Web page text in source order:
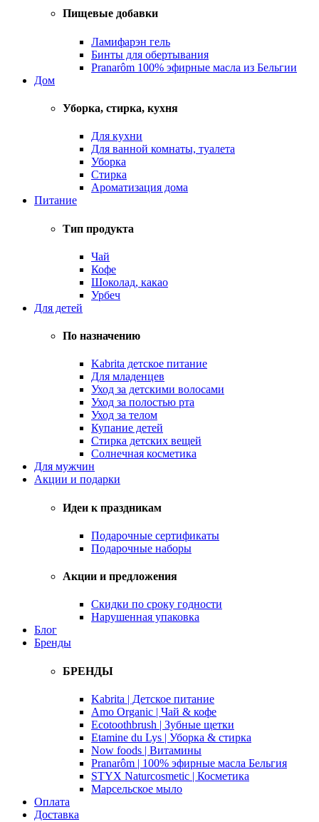
Пищевые добавки
Ламифарэн гель
Бинты для обертывания
Pranarôm 100% эфирные масла из Бельгии
Дом
Уборка, стирка, кухня
Для кухни
Для ванной комнаты, туалета
Уборка
Стирка
Ароматизация дома
Питание
Тип продукта
Чай
Кофе
Шоколад, какао
Урбеч
Для детей
По назначению
Kabrita детское питание
Для младенцев
Уход за детскими волосами
Уход за полостью рта
Уход за телом
Купание детей
Стирка детских вещей
Солнечная косметика
Для мужчин
Акции и подарки
Идеи к праздникам
Подарочные сертификаты
Подарочные наборы
Акции и предложения
Скидки по сроку годности
Нарушенная упаковка
Блог
Бренды
БРЕНДЫ
Kabrita | Детское питание
Amo Organic | Чай & кофе
Ecotoothbrush | Зубные щетки
Etamine du Lys | Уборка & стирка
Now foods | Витамины
Pranarôm | 100% эфирные масла Бельгия
STYX Naturcosmetic | Косметика
Марсельское мыло
Оплата
Доставка